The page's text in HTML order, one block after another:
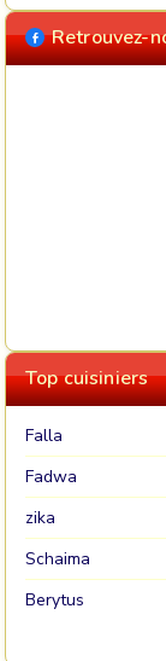
Retrouvez-
Top cuisiniers
Falla
Fadwa
zika
Schaima
Berytus